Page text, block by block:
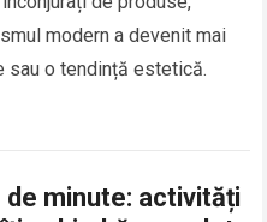
modern a devenit mai
sau o tendință estetică.
de minute: activități